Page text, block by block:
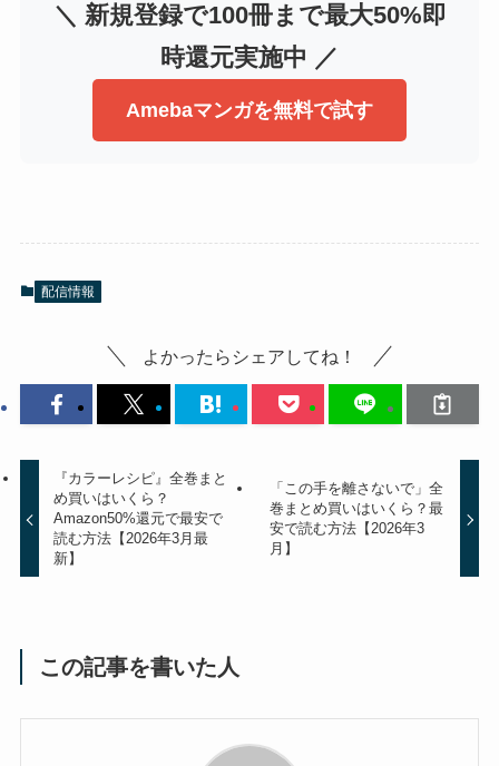
＼ 新規登録で100冊まで最大50%即
時還元実施中 ／
Amebaマンガを無料で試す
配信情報
よかったらシェアしてね！
『カラーレシピ』全巻まと
め買いはいくら？
Amazon50%還元で最安で
読む方法【2026年3月最
新】
「この手を離さないで」全
巻まとめ買いはいくら？最
安で読む方法【2026年3
月】
この記事を書いた人